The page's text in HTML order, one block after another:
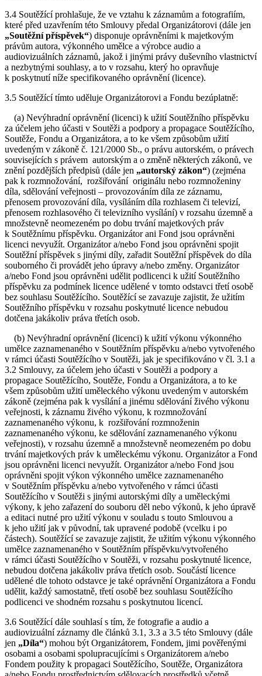
3.4 Soutěžící prohlašuje, že ve vztahu k záznamům a fotografiím,
které před uzavřením této Smlouvy předal Organizátorovi (dále jen
„Soutěžní příspěvek“) disponuje oprávněními k majetkovým
právům autora, výkonného umělce a výrobce audio a
audiovizuálních záznamů, jakož i jinými právy duševního vlastnictví
a nezbytnými souhlasy, a to v rozsahu, který ho opravňuje
k poskytnutí níže specifikovaného oprávnění (licence).
3.5 Soutěžící tímto uděluje Organizátorovi a Fondu bezúplatně:
(a) Nevýhradní oprávnění (licenci) k užití Soutěžního příspěvku
za účelem jeho účasti v Soutěži a podpory a propagace Soutěžícího,
Soutěže, Fondu a Organizátora, a to ke všem způsobům užití
uvedeným v zákoně č. 121/2000 Sb., o právu autorském, o právech
souvisejících s právem autorským a o změně některých zákonů, ve
znění pozdějších předpisů (dále jen „autorský zákon“) (zejména
pak k rozmnožování, rozšiřování originálu nebo rozmnoženiny
díla, sdělování veřejnosti – provozováním díla ze záznamu,
přenosem provozování díla, vysíláním díla rozhlasem či televizí,
přenosem rozhlasového či televizního vysílání) v rozsahu územně a
množstevně neomezeném po dobu trvání majetkových práv
k Soutěžnímu příspěvku. Organizátor ani Fond jsou oprávněni
licenci nevyužít. Organizátor a/nebo Fond jsou oprávněni spojit
Soutěžní příspěvek s jinými díly, zařadit Soutěžní příspěvek do díla
souborného či provádět jeho úpravy a/nebo změny. Organizátor
a/nebo Fond jsou oprávněni udělit podlicenci k užití Soutěžního
příspěvku za podmínek licence udělené v tomto odstavci třetí osobě
bez souhlasu Soutěžícího. Soutěžící se zavazuje zajistit, že užitím
Soutěžního příspěvku v rozsahu poskytnuté licence nebudou
dotčena jakákoliv práva třetích osob.
(b) Nevýhradní oprávnění (licenci) k užití výkonu výkonného
umělce zaznamenaného v Soutěžním příspěvku a/nebo vytvořeného
v rámci účasti Soutěžícího v Soutěži, jak je specifikováno v čl. 3.1 a
3.2 Smlouvy, za účelem jeho účasti v Soutěži a podpory a
propagace Soutěžícího, Soutěže, Fondu a Organizátora, a to ke
všem způsobům užití uměleckého výkonu uvedeným v autorském
zákoně (zejména pak k vysílání a jinému sdělování živého výkonu
veřejnosti, k záznamu živého výkonu, k rozmnožování
zaznamenaného výkonu, k rozšiřování rozmnoženin
zaznamenaného výkonu, ke sdělování zaznamenaného výkonu
veřejnosti), v rozsahu územně a množstevně neomezeném po dobu
trvání majetkových práv k uměleckému výkonu. Organizátor a Fond
jsou oprávněni licenci nevyužít. Organizátor a/nebo Fond jsou
oprávněni spojit výkon výkonného umělce zaznamenaného
v Soutěžním příspěvku a/nebo vytvořeného v rámci účasti
Soutěžícího v Soutěži s jinými autorskými díly a uměleckými
výkony, k jeho zařazení do souboru děl nebo výkonů, k jeho úpravě
a editaci nutné pro užití výkonu v souladu s touto Smlouvou a
k jeho užití jak v původní, tak upravené podobě (vcelku i po
částech). Soutěžící se zavazuje zajistit, že užitím výkonu výkonného
umělce zaznamenaného v Soutěžním příspěvku/vytvořeného
v rámci účasti Soutěžícího v Soutěži, v rozsahu poskytnuté licence,
nebudou dotčena jakákoliv práva třetích osob. Součástí licence
udělené dle tohoto odstavce je také oprávnění Organizátora a Fondu
udělit, každý samostatně, třetí osobě bez souhlasu Soutěžícího
podlicenci ve shodném rozsahu s poskytnutou licencí.
3.6 Soutěžící dále souhlasí s tím, že fotografie a audio a
audiovizuální záznamy dle článků 3.1, 3.3 a 3.5 této Smlouvy (dále
jen „Díla“) mohou být Organizátorem, Fondem, jimi pověřenými
osobami a osobami spolupracujícími s Organizátorem a/nebo
Fondem použity k propagaci Soutěžícího, Soutěže, Organizátora